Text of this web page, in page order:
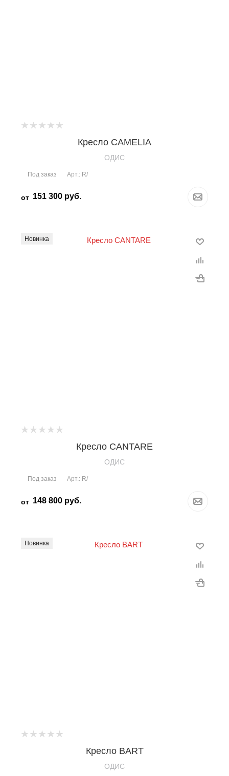
Кресло CAMELIA
OДИС
Под заказ Арт.: R/
от 151 300 руб.
Новинка
Кресло CANTARE
OДИС
Под заказ Арт.: R/
от 148 800 руб.
Новинка
Кресло BART
OДИС